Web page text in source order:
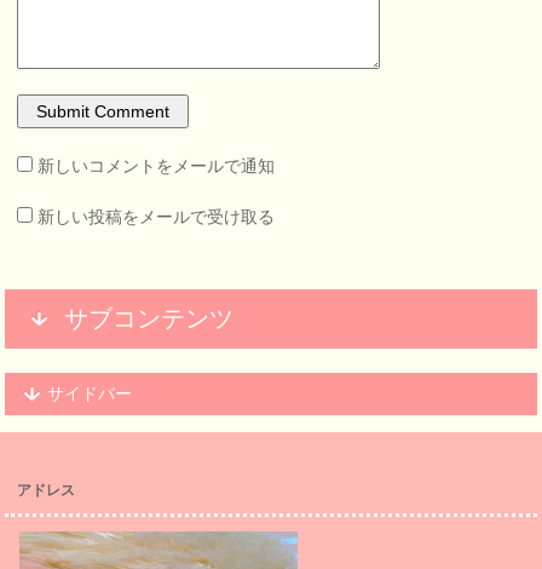
新しいコメントをメールで通知
新しい投稿をメールで受け取る
サブコンテンツ
サイドバー
アドレス